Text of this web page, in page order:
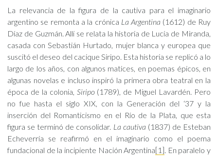
La relevancia de la figura de la cautiva para el imaginario
argentino se remonta a la crónica La Argentina (1612) de Ruy
Díaz de Guzmán. Allí se relata la historia de Lucía de Miranda,
casada con Sebastián Hurtado, mujer blanca y europea que
suscitó el deseo del cacique Siripo. Esta historia se replicó a lo
largo de los años, con algunos matices, en poemas épicos, en
algunas novelas e incluso inspiró la primera obra teatral en la
época de la colonia, Siripo(1789), de Miguel Lavardén. Pero
no fue hasta el siglo XIX, con la Generación del ‘37 y la
inserción del Romanticismo en el Río de la Plata, que esta
figura se terminó de consolidar. La cautiva (1837) de Esteban
Echeverría se reafirmó en el imaginario como el poema
fundacional de la incipiente Nación Argentina[1]. En paralelo y